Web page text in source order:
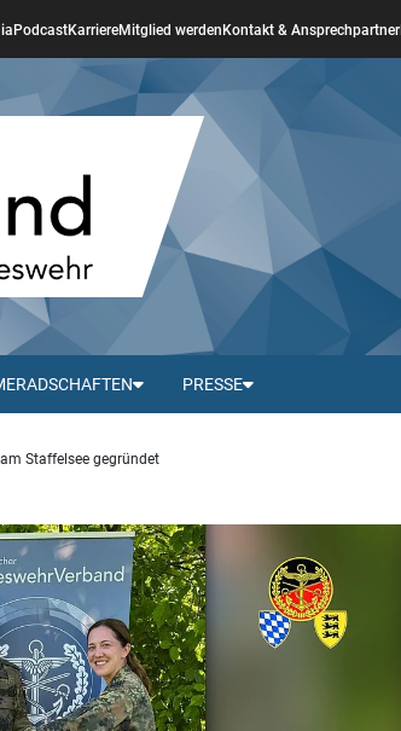
PodcastKarriereMitglied werden Kontakt & Ansprechpartner
PRESSE
Staffelsee gegründet